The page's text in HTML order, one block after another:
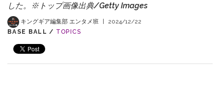
した。※トップ画像出典/Getty Images
キングギア編集部 エンタメ班 |
2024/12/22
BASE BALL / TOPICS